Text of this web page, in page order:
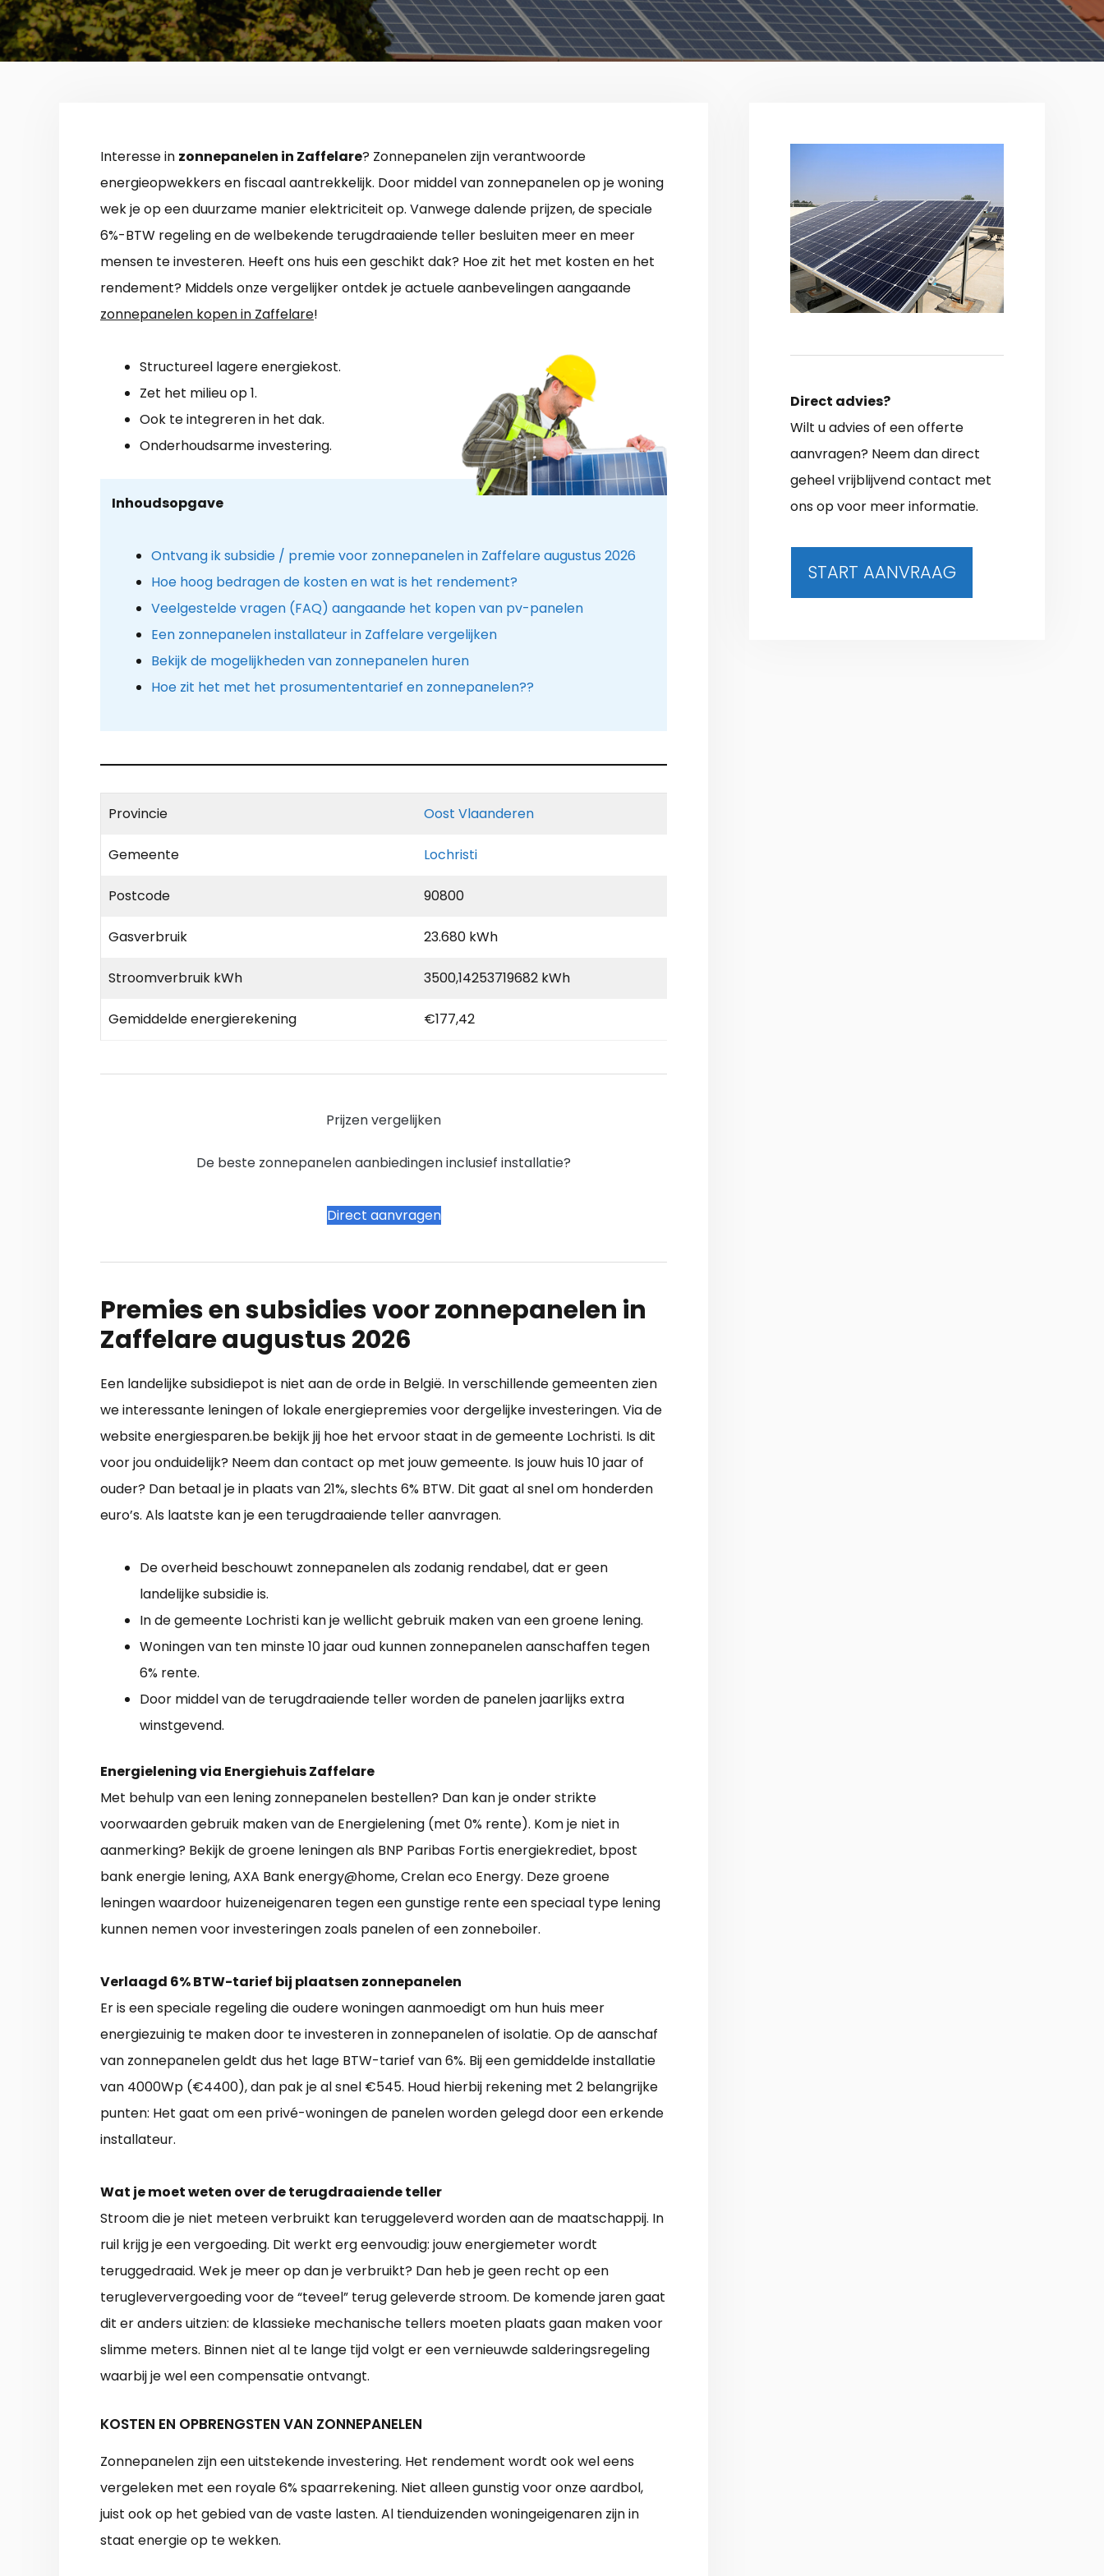
Interesse in zonnepanelen in Zaffelare? Zonnepanelen zijn verantwoorde
energieopwekkers en fiscaal aantrekkelijk. Door middel van zonnepanelen op je woning
wek je op een duurzame manier elektriciteit op. Vanwege dalende prijzen, de speciale
6%-BTW regeling en de welbekende terugdraaiende teller besluiten meer en meer
mensen te investeren. Heeft ons huis een geschikt dak? Hoe zit het met kosten en het
rendement? Middels onze vergelijker ontdek je actuele aanbevelingen aangaande
zonnepanelen kopen in Zaffelare!
Structureel lagere energiekost.
Zet het milieu op 1.
Ook te integreren in het dak.
Onderhoudsarme investering.
Inhoudsopgave
Ontvang ik subsidie / premie voor zonnepanelen in Zaffelare augustus 2026
Hoe hoog bedragen de kosten en wat is het rendement?
Veelgestelde vragen (FAQ) aangaande het kopen van pv-panelen
Een zonnepanelen installateur in Zaffelare vergelijken
Bekijk de mogelijkheden van zonnepanelen huren
Hoe zit het met het prosumententarief en zonnepanelen??
Provincie Oost Vlaanderen
Gemeente Lochristi
Postcode 90800
Gasverbruik 23.680 kWh
Stroomverbruik kWh 3500,14253719682 kWh
Gemiddelde energierekening €177,42
Prijzen vergelijken
De beste zonnepanelen aanbiedingen inclusief installatie?
Direct aanvragen
Premies en subsidies voor zonnepanelen in
Zaffelare augustus 2026
Een landelijke subsidiepot is niet aan de orde in België. In verschillende gemeenten zien
we interessante leningen of lokale energiepremies voor dergelijke investeringen. Via de
website energiesparen.be bekijk jij hoe het ervoor staat in de gemeente Lochristi. Is dit
voor jou onduidelijk? Neem dan contact op met jouw gemeente. Is jouw huis 10 jaar of
ouder? Dan betaal je in plaats van 21%, slechts 6% BTW. Dit gaat al snel om honderden
euro’s. Als laatste kan je een terugdraaiende teller aanvragen.
De overheid beschouwt zonnepanelen als zodanig rendabel, dat er geen
landelijke subsidie is.
In de gemeente Lochristi kan je wellicht gebruik maken van een groene lening.
Woningen van ten minste 10 jaar oud kunnen zonnepanelen aanschaffen tegen
6% rente.
Door middel van de terugdraaiende teller worden de panelen jaarlijks extra
winstgevend.
Energielening via Energiehuis Zaffelare
Met behulp van een lening zonnepanelen bestellen? Dan kan je onder strikte
voorwaarden gebruik maken van de Energielening (met 0% rente). Kom je niet in
aanmerking? Bekijk de groene leningen als BNP Paribas Fortis energiekrediet, bpost
bank energie lening, AXA Bank energy@home, Crelan eco Energy. Deze groene
leningen waardoor huizeneigenaren tegen een gunstige rente een speciaal type lening
kunnen nemen voor investeringen zoals panelen of een zonneboiler.
Verlaagd 6% BTW-tarief bij plaatsen zonnepanelen
Er is een speciale regeling die oudere woningen aanmoedigt om hun huis meer
energiezuinig te maken door te investeren in zonnepanelen of isolatie. Op de aanschaf
van zonnepanelen geldt dus het lage BTW-tarief van 6%. Bij een gemiddelde installatie
van 4000Wp (€4400), dan pak je al snel €545. Houd hierbij rekening met 2 belangrijke
punten: Het gaat om een privé-woningen de panelen worden gelegd door een erkende
installateur.
Wat je moet weten over de terugdraaiende teller
Stroom die je niet meteen verbruikt kan teruggeleverd worden aan de maatschappij. In
ruil krijg je een vergoeding. Dit werkt erg eenvoudig: jouw energiemeter wordt
teruggedraaid. Wek je meer op dan je verbruikt? Dan heb je geen recht op een
terugleververgoeding voor de “teveel” terug geleverde stroom. De komende jaren gaat
dit er anders uitzien: de klassieke mechanische tellers moeten plaats gaan maken voor
slimme meters. Binnen niet al te lange tijd volgt er een vernieuwde salderingsregeling
waarbij je wel een compensatie ontvangt.
KOSTEN EN OPBRENGSTEN VAN ZONNEPANELEN
Zonnepanelen zijn een uitstekende investering. Het rendement wordt ook wel eens
vergeleken met een royale 6% spaarrekening. Niet alleen gunstig voor onze aardbol,
juist ook op het gebied van de vaste lasten. Al tienduizenden woningeigenaren zijn in
staat energie op te wekken.
Direct advies?
Wilt u advies of een offerte
aanvragen? Neem dan direct
geheel vrijblijvend contact met
ons op voor meer informatie.
START AANVRAAG